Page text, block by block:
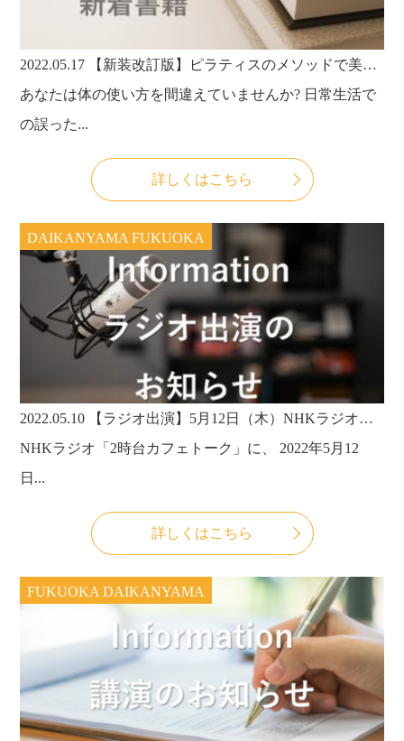
2022.05.17
【新装改訂版】ピラティスのメソッドで美しく疲れも痛みもない体になれる! カラダ取説本の予約が開始しました！
あなたは体の使い方を間違えていませんか? 日常生活で
の誤った...
詳しくはこちら
DAIKANYAMA FUKUOKA
2022.05.10
【ラジオ出演】5月12日（木）NHKラジオ「2時台カフェトーク」にPILATESLAB代表・武田淳也先生が出演します！～テーマは、ピラティスに学ぶ体の使い方～
NHKラジオ「2時台カフェトーク」に、 2022年5月12
日...
詳しくはこちら
FUKUOKA DAIKANYAMA